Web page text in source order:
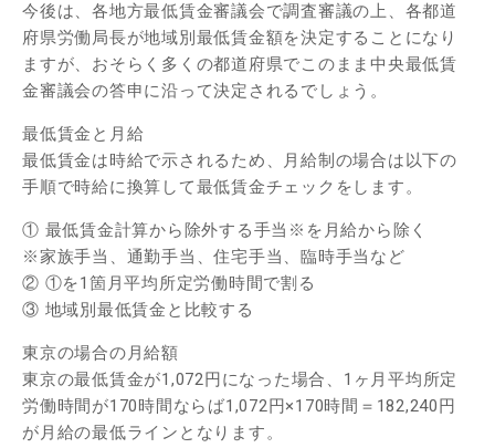
今後は、各地方最低賃金審議会で調査審議の上、各都道
府県労働局長が地域別最低賃金額を決定することになり
ますが、おそらく多くの都道府県でこのまま中央最低賃
金審議会の答申に沿って決定されるでしょう。
最低賃金と月給
最低賃金は時給で示されるため、月給制の場合は以下の
手順で時給に換算して最低賃金チェックをします。
① 最低賃金計算から除外する手当※を月給から除く
※家族手当、通勤手当、住宅手当、臨時手当など
② ①を1箇月平均所定労働時間で割る
③ 地域別最低賃金と比較する
東京の場合の月給額
東京の最低賃金が1,072円になった場合、1ヶ月平均所定
労働時間が170時間ならば1,072円×170時間＝182,240円
が月給の最低ラインとなります。